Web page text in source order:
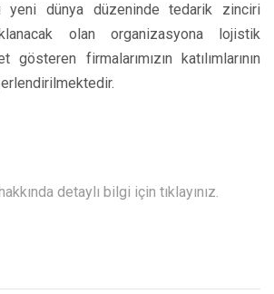
yeni dünya düzeninde tedarik zinciri
olan organizasyona lojistik
firmalarımızın katılımlarının
detaylı bilgi için tıklayınız.